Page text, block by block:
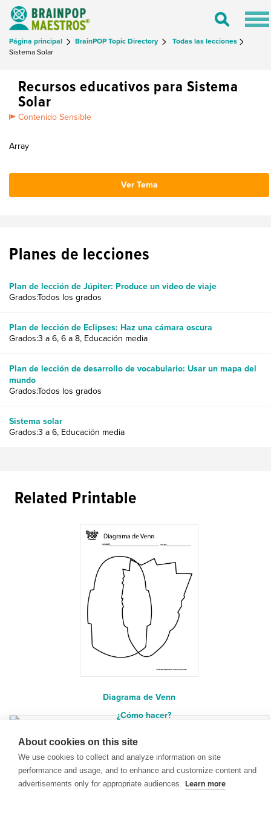
Toggle
Página principal BrainPOP Topic Directory
Todas las lecciones
Sistema Solar
Recursos educativos para Sistema
Solar
Contenido Sensible
Array
Ver Tema
Planes de lecciones
Plan de lección de Júpiter: Produce un video de viaje
Grados:Todos los grados
Plan de lección de Eclipses: Haz una cámara oscura
Grados:3 a 6, 6 a 8, Educación media
Plan de lección de desarrollo de vocabulario: Usar un mapa del
mundo
Grados:Todos los grados
Sistema solar
Grados:3 a 6, Educación media
Related Printable
Diagrama de Venn
¿Cómo hacer?
About cookies on this site
We use cookies to collect and analyze information on site
performance and usage, and to enhance and customize content and
advertisements only for appropriate audiences. Learn more